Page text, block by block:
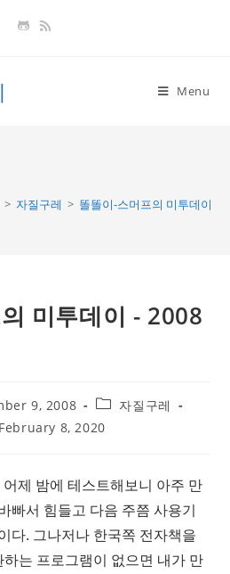
Menu
> 자질구레 > 똘똘이-스머프의 미투데이 -
미투데이 - 2008
9, 2008
Post
category:
자질구레
February 8, 2020
어제 밤에 테스트해보니 아주 만
빠서 힘들고 다음 주쯤 사용기
다. 그나저나 한국쪽 전자책을
는 프로그램이 없으면 내가 만